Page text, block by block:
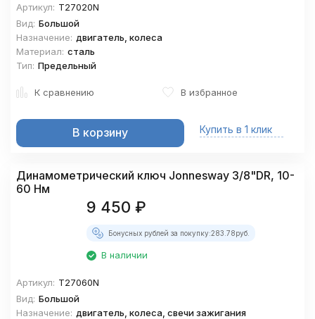
Артикул: T27020N
Вид: Большой
Назначение: двигатель, колеса
Материал: сталь
Тип: Предельный
К сравнению В избранное
В корзину Купить в 1 клик
Динамометрический ключ Jonnesway 3/8"DR, 10-
60 Нм
9 450 ₽
Бонусных рублей за покупку:283.78руб.
В наличии
Артикул: T27060N
Вид: Большой
Назначение: двигатель, колеса, свечи зажигания